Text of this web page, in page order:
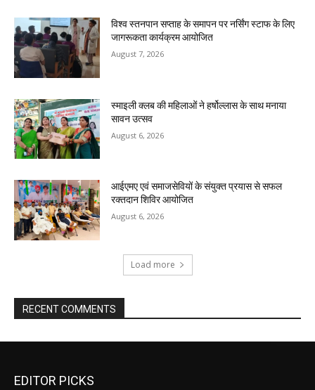
विश्व स्तनपान सप्ताह के समापन पर नर्सिंग स्टाफ के लिए
जागरूकता कार्यक्रम आयोजित
August 7, 2026
स्माइली क्लब की महिलाओं ने हर्षोल्लास के साथ मनाया
सावन उत्सव
August 6, 2026
आईएमए एवं समाजसेवियों के संयुक्त प्रयास से सफल
रक्तदान शिविर आयोजित
August 6, 2026
Load more
RECENT COMMENTS
EDITOR PICKS